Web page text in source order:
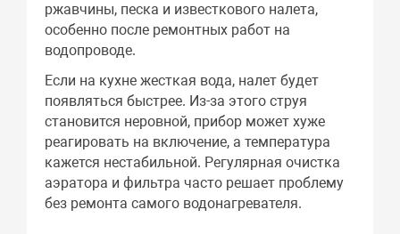
ржавчины, песка и известкового налета,
особенно после ремонтных работ на
водопроводе.
Если на кухне жесткая вода, налет будет
появляться быстрее. Из-за этого струя
становится неровной, прибор может хуже
реагировать на включение, а температура
кажется нестабильной. Регулярная очистка
аэратора и фильтра часто решает проблему
без ремонта самого водонагревателя.